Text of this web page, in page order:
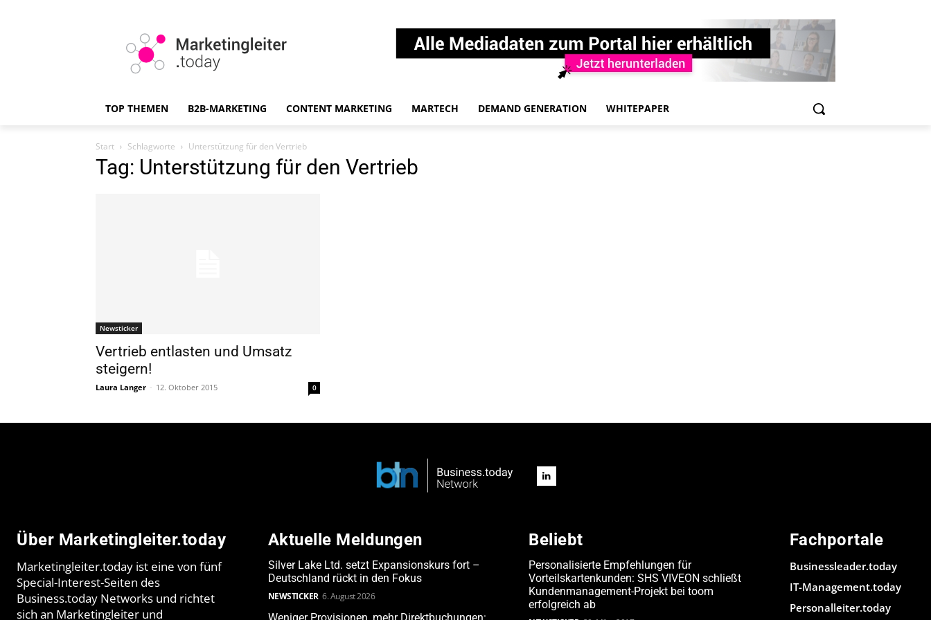
TOP THEMEN B2B-MARKETING CONTENT MARKETING MARTECH DEMAND GENERATION WHITEPAPER
Start Schlagworte Unterstützung für den Vertrieb
Tag: Unterstützung für den Vertrieb
Newsticker
Vertrieb entlasten und Umsatz
steigern!
Laura Langer - 12. Oktober 2015 0
Über Marketingleiter.today
Marketingleiter.today ist eine von fünf
Special-Interest-Seiten des
Business.today Networks und richtet
sich an Marketingleiter und
Aktuelle Meldungen
Silver Lake Ltd. setzt Expansionskurs fort –
Deutschland rückt in den Fokus
NEWSTICKER 6. August 2026
Beliebt
Personalisierte Empfehlungen für
Vorteilskartenkunden: SHS VIVEON schließt
Kundenmanagement-Projekt bei toom
erfolgreich ab
Fachportale
Businessleader.today
IT-Management.today
Personalleiter.today